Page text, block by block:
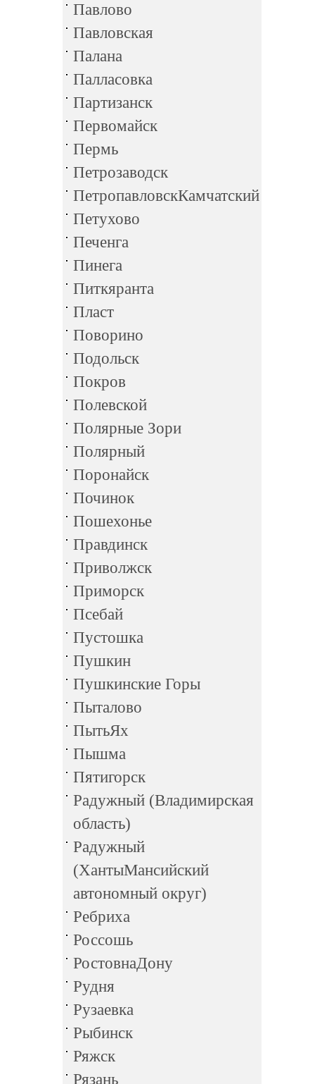
Павлово
Павловская
Палана
Палласовка
Партизанск
Первомайск
Пермь
Петрозаводск
ПетропавловскКамчатский
Петухово
Печенга
Пинега
Питкяранта
Пласт
Поворино
Подольск
Покров
Полевской
Полярные Зори
Полярный
Поронайск
Починок
Пошехонье
Правдинск
Приволжск
Приморск
Псебай
Пустошка
Пушкин
Пушкинские Горы
Пыталово
ПытьЯх
Пышма
Пятигорск
Радужный (Владимирская
область)
Радужный
(ХантыМансийский
автономный округ)
Ребриха
Россошь
РостовнаДону
Рудня
Рузаевка
Рыбинск
Ряжск
Рязань